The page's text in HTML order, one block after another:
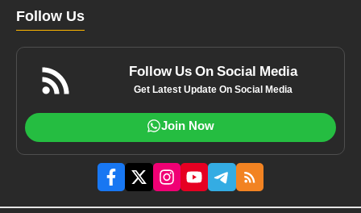
Follow Us
Follow Us On Social Media
Get Latest Update On Social Media
Join Now